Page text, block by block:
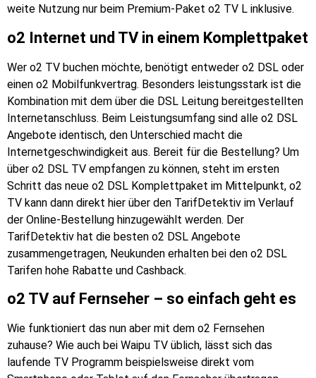
weite Nutzung nur beim Premium-Paket o2 TV L inklusive.
o2 Internet und TV in einem Komplettpaket
Wer o2 TV buchen möchte, benötigt entweder o2 DSL oder
einen o2 Mobilfunkvertrag. Besonders leistungsstark ist die
Kombination mit dem über die DSL Leitung bereitgestellten
Internetanschluss. Beim Leistungsumfang sind alle o2 DSL
Angebote identisch, den Unterschied macht die
Internetgeschwindigkeit aus. Bereit für die Bestellung? Um
über o2 DSL TV empfangen zu können, steht im ersten
Schritt das neue o2 DSL Komplettpaket im Mittelpunkt, o2
TV kann dann direkt hier über den TarifDetektiv im Verlauf
der Online-Bestellung hinzugewählt werden. Der
TarifDetektiv hat die besten o2 DSL Angebote
zusammengetragen, Neukunden erhalten bei den o2 DSL
Tarifen hohe Rabatte und Cashback.
o2 TV auf Fernseher – so einfach geht es
Wie funktioniert das nun aber mit dem o2 Fernsehen
zuhause? Wie auch bei Waipu TV üblich, lässt sich das
laufende TV Programm beispielsweise direkt vom